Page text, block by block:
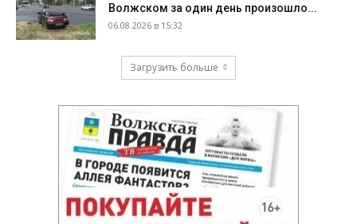
Волжском за один день произошло...
06.08.2026 в 15:32
Загрузить больше